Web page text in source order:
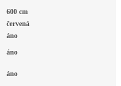
600 cm
červená
áno
áno
áno